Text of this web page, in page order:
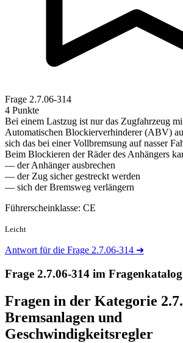
Frage 2.7.06-314
4 Punkte
Bei einem Lastzug ist nur das Zugfahrzeug
Automatischen Blockierverhinderer (ABV)
sich das bei einer Vollbremsung auf nasser
Beim Blockieren der Räder des Anhängers
— der Anhänger ausbrechen
— der Zug sicher gestreckt werden
— sich der Bremsweg verlängern
Führerscheinklasse: CE
Leicht
Antwort für die Frage 2.7.06-314 ➜
Frage 2.7.06-314 im Fragenkatalog
Fragen in der Kategorie
Bremsanlagen und
Geschwindigkeitsregler